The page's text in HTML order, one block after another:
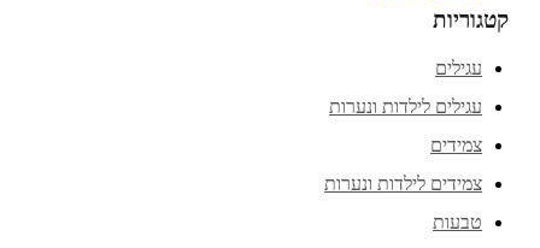
קטגוריות
עגילים
עגילים לילדות ונערות
צמידים
צמידים לילדות ונערות
טבעות